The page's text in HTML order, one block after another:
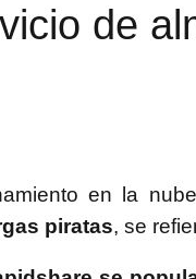
de
en la
piratas, se